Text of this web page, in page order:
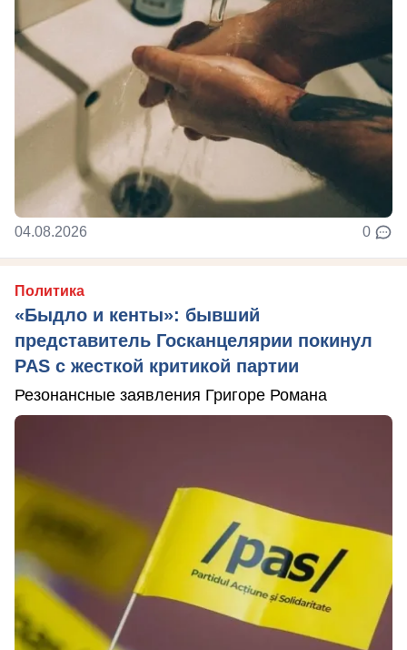
04.08.2026 0
Политика
«Быдло и кенты»: бывший
представитель Госканцелярии покинул
PAS с жесткой критикой партии
Резонансные заявления Григоре Романа